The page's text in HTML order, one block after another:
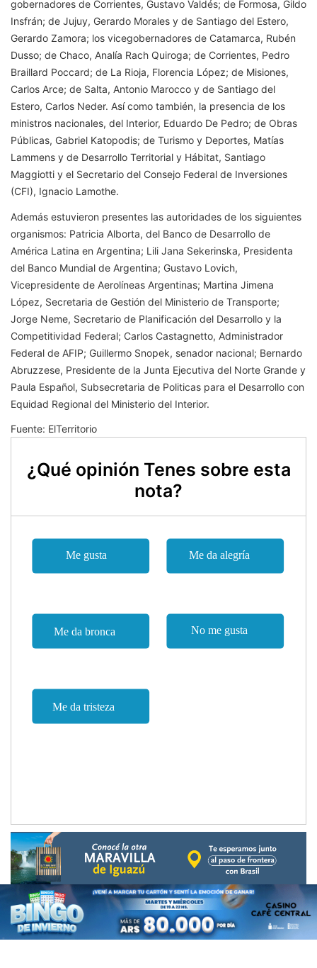
gobernadores de Corrientes, Gustavo Valdés; de Formosa, Gildo
Insfrán; de Jujuy, Gerardo Morales y de Santiago del Estero,
Gerardo Zamora; los vicegobernadores de Catamarca, Rubén
Dusso; de Chaco, Analía Rach Quiroga; de Corrientes, Pedro
Braillard Poccard; de La Rioja, Florencia López; de Misiones,
Carlos Arce; de Salta, Antonio Marocco y de Santiago del
Estero, Carlos Neder. Así como también, la presencia de los
ministros nacionales, del Interior, Eduardo De Pedro; de Obras
Públicas, Gabriel Katopodis; de Turismo y Deportes, Matías
Lammens y de Desarrollo Territorial y Hábitat, Santiago
Maggiotti y el Secretario del Consejo Federal de Inversiones
(CFI), Ignacio Lamothe.
Además estuvieron presentes las autoridades de los siguientes
organismos: Patricia Alborta, del Banco de Desarrollo de
América Latina en Argentina; Lili Jana Sekerinska, Presidenta
del Banco Mundial de Argentina; Gustavo Lovich,
Vicepresidente de Aerolíneas Argentinas; Martina Jimena
López, Secretaria de Gestión del Ministerio de Transporte;
Jorge Neme, Secretario de Planificación del Desarrollo y la
Competitividad Federal; Carlos Castagnetto, Administrador
Federal de AFIP; Guillermo Snopek, senador nacional; Bernardo
Abruzzese, Presidente de la Junta Ejecutiva del Norte Grande y
Paula Español, Subsecretaria de Politicas para el Desarrollo con
Equidad Regional del Ministerio del Interior.
Fuente: ElTerritorio
¿Qué opinión Tenes sobre esta
nota?